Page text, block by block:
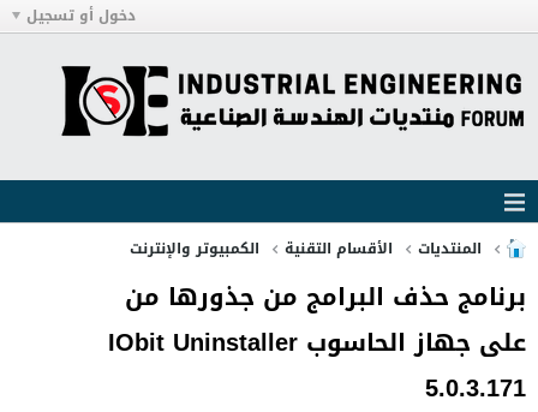
دخول أو تسجيل
المنتديات الأقسام التقنية الكمبيوتر والإنترنت
برنامج حذف البرامج من جذورها من
على جهاز الحاسوب IObit Uninstaller
5.0.3.171